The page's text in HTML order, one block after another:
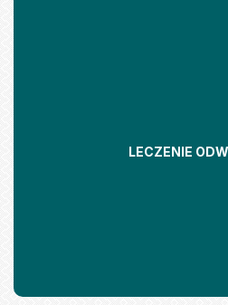
LECZENIE